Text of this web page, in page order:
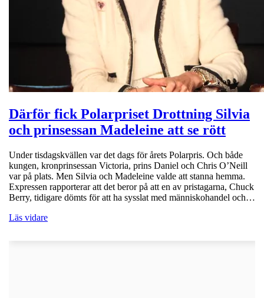
Därför fick Polarpriset Drottning Silvia
och prinsessan Madeleine att se rött
Under tisdagskvällen var det dags för årets Polarpris. Och både
kungen, kronprinsessan Victoria, prins Daniel och Chris O’Neill
var på plats. Men Silvia och Madeleine valde att stanna hemma.
Expressen rapporterar att det beror på att en av pristagarna, Chuck
Berry, tidigare dömts för att ha sysslat med människohandel och…
Läs vidare